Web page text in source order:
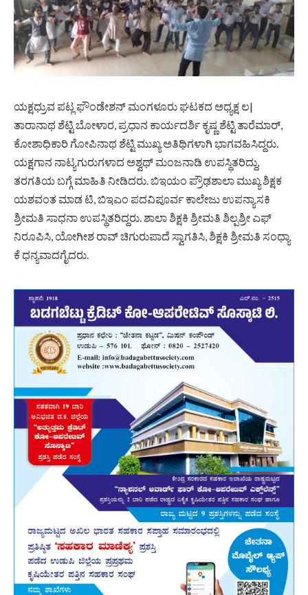
ಯಕ್ಷಧ್ರುವ ಪಟ್ಲ ಫೌಂಡೇಶನ್‌ ಮಂಗಳೂರು ಘಟಕದ ಅಧ್ಯಕ್ಷ ಲ|
ತಾರಾನಾಥ ಶೆಟ್ಟಿ ಬೋಳಾರ, ಪ್ರಧಾನ ಕಾರ್ಯದರ್ಶಿ ಕೃಷ್ಣ ಶೆಟ್ಟಿ ತಾರೆಮಾರ್‌,
ಕೋಶಾಧಿಕಾರಿ ಗೋಪಿನಾಥ ಶೆಟ್ಟಿ ಮುಖ್ಯ ಅತಿಥಿಗಳಾಗಿ ಭಾಗವಹಿಸಿದ್ದರು.
ಯಕ್ಷಗಾನ ನಾಟ್ಯಗುರುಗಳಾದ ಅಶ್ವಥ್‌ ಮಂಜನಾಡಿ ಉಪಸ್ಥಿತರಿದ್ದು,
ತರಗತಿಯ ಬಗ್ಗೆ ಮಾಹಿತಿ ನೀಡಿದರು. ಬಿಇಯಂ ಪ್ರೌಢಶಾಲಾ ಮುಖ್ಯ ಶಿಕ್ಷಕ
ಯಶವಂತ ಮಾಡ ಟಿ, ಬಿಇಎಂ ಪದವಿಪೂರ್ವ ಕಾಲೇಜು ಉಪನ್ಯಾಸಕಿ
ಶ್ರೀಮತಿ ಸಾಧನಾ ಉಪಸ್ಥಿತರಿದ್ದರು. ಶಾಲಾ ಶಿಕ್ಷಕಿ ಶ್ರೀಮತಿ ಶಿಲ್ಪಶ್ರೀ ಎಫ್‌
ನಿರೂಪಿಸಿ, ಯೋಗೀಶ ರಾವ್‌ ಚಿಗುರುಪಾದೆ ಸ್ವಾಗತಿಸಿ, ಶಿಕ್ಷಕಿ ಶ್ರೀಮತಿ ಸಂಧ್ಯಾ
ಕೆ ಧನ್ಯವಾದಗೈದರು.